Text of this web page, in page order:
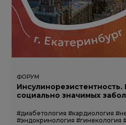
ФОРУМ
социально значимых
#диабетология #кардиология
#эндокринология #гинекология